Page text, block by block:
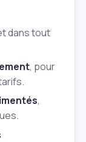
dans tout
, pour
,